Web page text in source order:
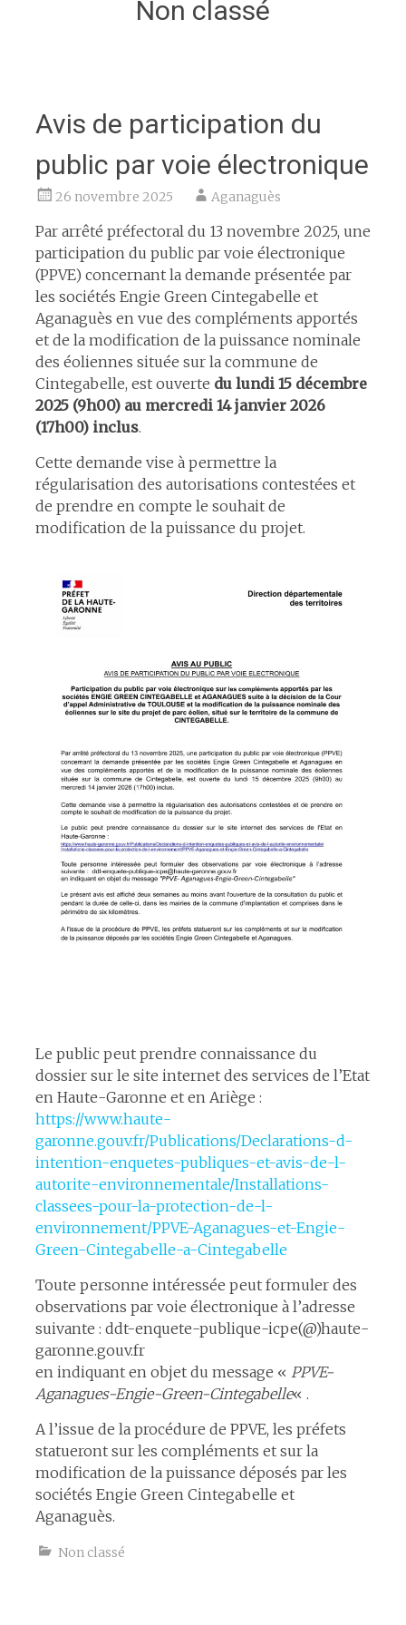
Non classé
Avis de participation du
public par voie électronique
26 novembre 2025 Aganaguès
Par arrêté préfectoral du 13 novembre 2025, une
participation du public par voie électronique
(PPVE) concernant la demande présentée par
les sociétés Engie Green Cintegabelle et
Aganaguès en vue des compléments apportés
et de la modification de la puissance nominale
des éoliennes située sur la commune de
Cintegabelle, est ouverte du lundi 15 décembre
2025 (9h00) au mercredi 14 janvier 2026
(17h00) inclus.
Cette demande vise à permettre la
régularisation des autorisations contestées et
de prendre en compte le souhait de
modification de la puissance du projet.
Le public peut prendre connaissance du
dossier sur le site internet des services de l’Etat
en Haute-Garonne et en Ariège :
https://www.haute-
garonne.gouv.fr/Publications/Declarations-d-
intention-enquetes-publiques-et-avis-de-l-
autorite-environnementale/Installations-
classees-pour-la-protection-de-l-
environnement/PPVE-Aganagues-et-Engie-
Green-Cintegabelle-a-Cintegabelle
Toute personne intéressée peut formuler des
observations par voie électronique à l’adresse
suivante : ddt-enquete-publique-icpe(@)haute-
garonne.gouv.fr
en indiquant en objet du message « PPVE-
Aganagues-Engie-Green-Cintegabelle« .
A l’issue de la procédure de PPVE, les préfets
statueront sur les compléments et sur la
modification de la puissance déposés par les
sociétés Engie Green Cintegabelle et
Aganaguès.
Non classé